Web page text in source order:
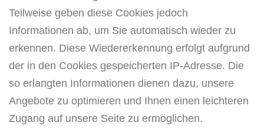
Teilweise geben diese Cookies jedoch
Informationen ab, um Sie automatisch wieder zu
erkennen. Diese Wiedererkennung erfolgt aufgrund
der in den Cookies gespeicherten IP-Adresse. Die
so erlangten Informationen dienen dazu, unsere
Angebote zu optimieren und Ihnen einen leichteren
Zugang auf unsere Seite zu ermöglichen.